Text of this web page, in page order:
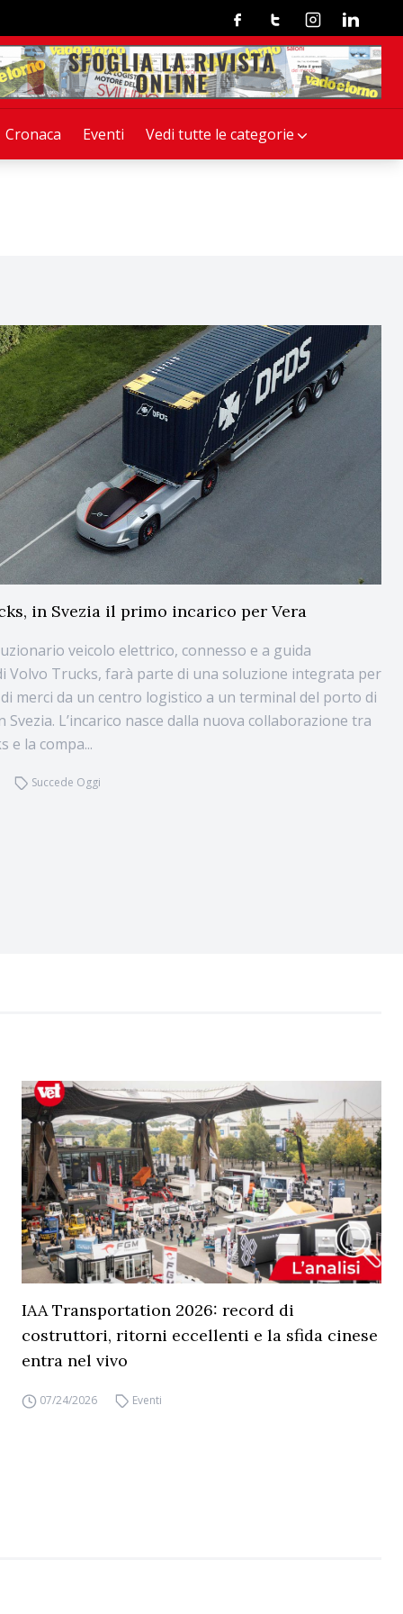
Cronaca Eventi Vedi tutte le categorie
FacebookTwitterInstagramLinkedin
in Svezia il primo incarico per Vera
veicolo elettrico, connesso e a guida
Volvo Trucks, farà parte di una soluzione integrata per
merci da un centro logistico a un terminal del porto di
Svezia. L’incarico nasce dalla nuova collaborazione tra
e la compa...
Succede Oggi
IAA Transportation 2026: record di
costruttori, ritorni eccellenti e la sfida cinese
entra nel vivo
07/24/2026 Eventi